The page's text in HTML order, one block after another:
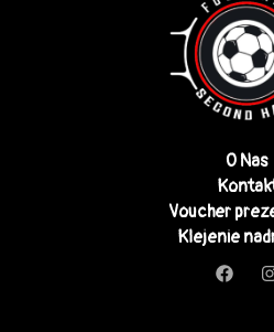
O Nas
Voucher
Klejenie